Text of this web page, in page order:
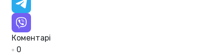
Коментарі
0